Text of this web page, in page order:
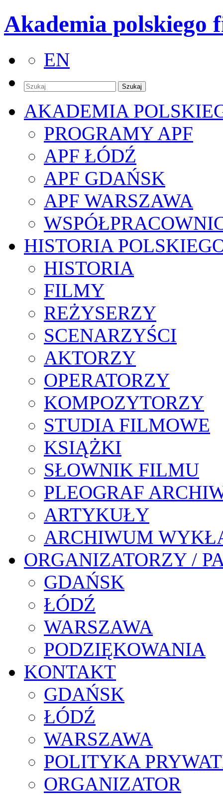
Akademia polskiego
EN
AKADEMIA
PROGRAMY APF
APF ŁÓDŹ
APF GDAŃSK
APF WARSZAWA
HISTORIA
HISTORIA
FILMY
REŻYSERZY
SCENARZYŚCI
AKTORZY
OPERATORZY
KOMPOZYTORZY
STUDIA FILMOWE
KSIĄŻKI
SŁOWNIK FILMU
PLEOGRAF
ARTYKUŁY
ARCHIWUM
ORGANIZATORZY /
GDAŃSK
ŁÓDŹ
WARSZAWA
PODZIĘKOWANIA
KONTAKT
GDAŃSK
ŁÓDŹ
WARSZAWA
POLITYKA
ORGANIZATOR